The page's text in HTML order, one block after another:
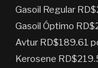
Gasoil Regular
Gasoil Óptimo
Avtur RD$189.61
Kerosene